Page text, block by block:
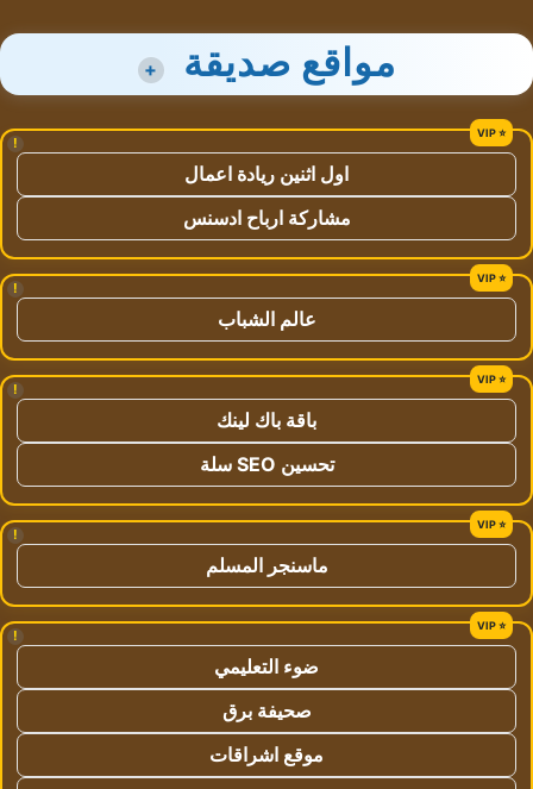
مواقع صديقة +
!
اول اثنين ريادة اعمال
مشاركة ارباح ادسنس
!
عالم الشباب
!
باقة باك لينك
تحسين SEO سلة
!
ماسنجر المسلم
!
ضوء التعليمي
صحيفة برق
موقع اشراقات